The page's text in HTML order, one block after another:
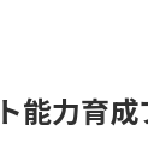
能力育成